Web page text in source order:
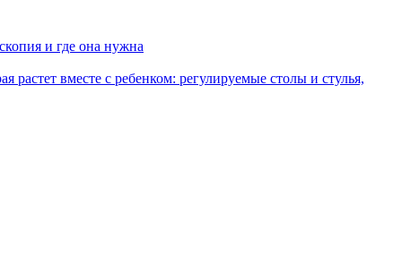
и где она нужна
растет вместе с ребенком: регулируемые столы и стулья,